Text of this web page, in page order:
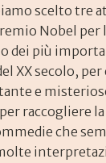
scelto tre
Nobel per
dei più
XX secolo, per
e
raccogliere la
che